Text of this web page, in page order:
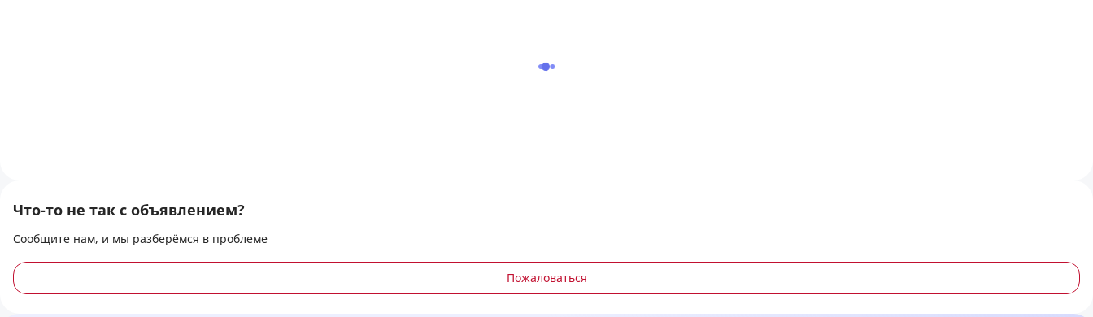
Что-то не так с объявлением?
Сообщите нам, и мы разберёмся в проблеме
Пожаловаться